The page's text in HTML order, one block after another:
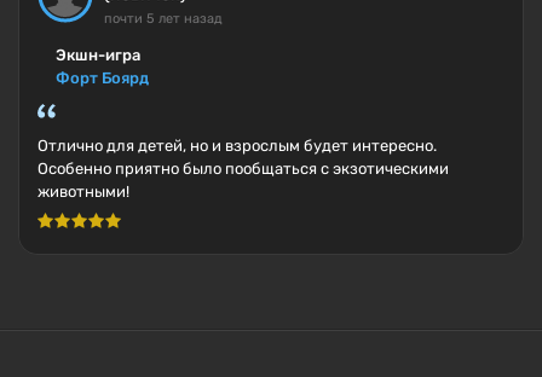
почти 5 лет назад
Экшн-игра
Форт Боярд
Отлично для детей, но и взрослым будет интересно.
Особенно приятно было пообщаться с экзотическими
животными!